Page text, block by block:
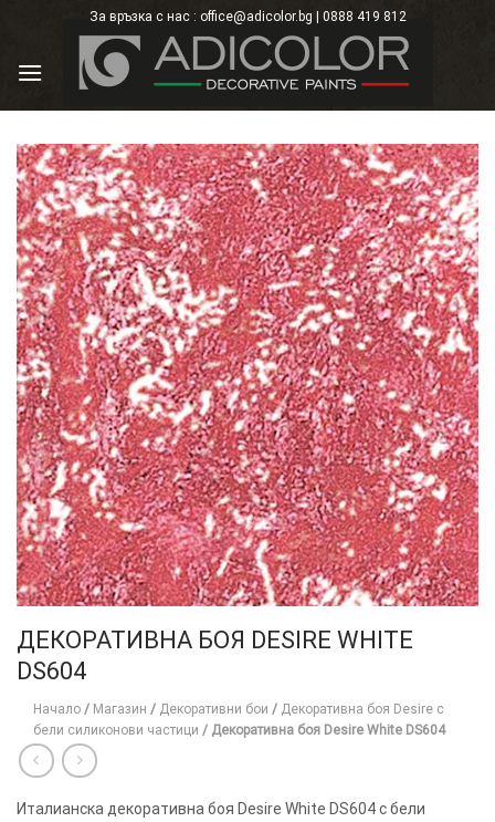
content
За връзка с нас : office@adicolor.bg | 0888 419 812
ДЕКОРАТИВНА БОЯ DESIRE WHITE
DS604
Начало / Магазин / Декоративни бои / Декоративна боя Desire с
бели силиконови частици / Декоративна боя Desire White DS604
Италианска декоративна боя Desire White DS604 с бели
×